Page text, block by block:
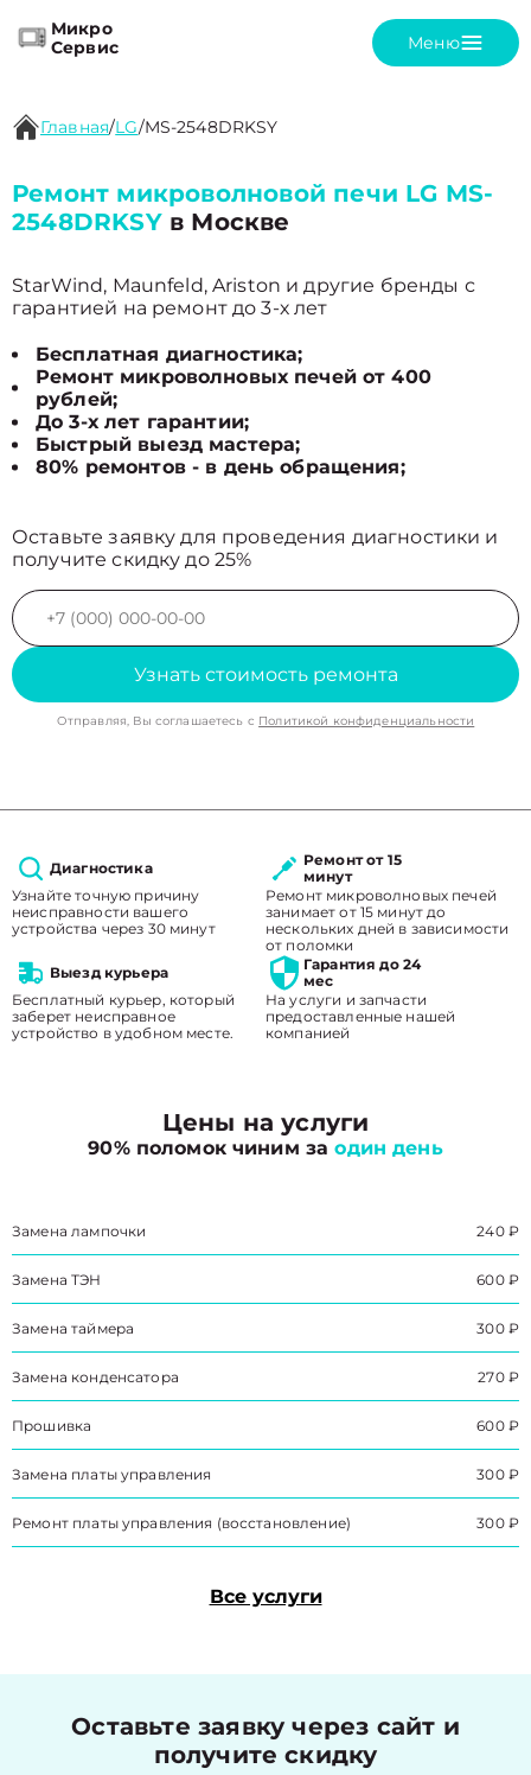
Микро
Сервис
Меню
Главная/LG/MS-2548DRKSY
Ремонт микроволновой печи LG MS-
2548DRKSYв Москве
StarWind, Maunfeld, Ariston и другие бренды с
гарантией на ремонт до 3-х лет
Бесплатная диагностика;
Ремонт микроволновых печей от 400
рублей;
До 3-х лет гарантии;
Быстрый выезд мастера;
80% ремонтов - в день обращения;
Оставьте заявку для проведения диагностики и
получите скидку до 25%
Узнать стоимость ремонта
Отправляя, Вы соглашаетесь с Политикой конфиденциальности
Диагностика
Узнайте точную причину
неисправности вашего
устройства через 30 минут
Ремонт от 15
минут
Ремонт микроволновых печей
занимает от 15 минут до
нескольких дней в зависимости
от поломки
Выезд курьера
Бесплатный курьер, который
заберет неисправное
устройство в удобном месте.
Гарантия до 24
мес
На услуги и запчасти
предоставленные нашей
компанией
Цены на услуги
90% поломок чиним заодин день
Замена лампочки 240 ₽
Замена ТЭН 600 ₽
Замена таймера 300 ₽
Замена конденсатора 270 ₽
Прошивка 600 ₽
Замена платы управления 300 ₽
Ремонт платы управления (восстановление) 300 ₽
Все услуги
Оставьте заявку через сайт и
получите скидку